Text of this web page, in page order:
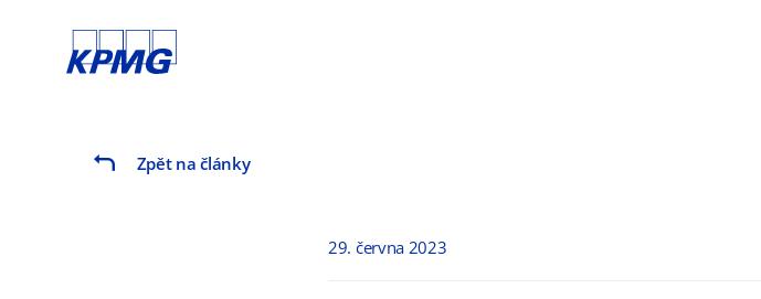
Zpět na články
29. června 2023